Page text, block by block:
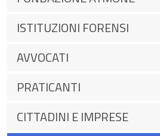
ISTITUZIONI FORENSI
AVVOCATI
PRATICANTI
CITTADINI E IMPRESE